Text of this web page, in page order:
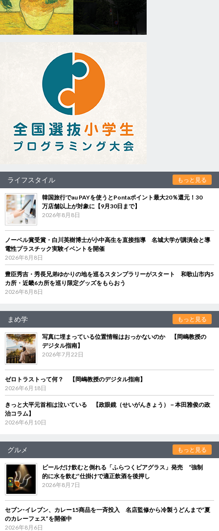
ライフスタイル もっと見る
韓国旅行でau PAYを使うとPontaポイント最大20％還元！30
万店舗以上が対象に【9月30日まで】
2026年8月8日
ノーベル賞受賞・白川英樹博士が小中高生を直接指導 名城大学が講演会と導
電性プラスチック実験イベントを開催
2026年8月8日
豊臣秀吉・秀長兄弟ゆかりの地を巡るスタンプラリーがスタート 和歌山市内5
カ所・近畿6カ所を巡り限定グッズをもらおう
2026年8月8日
まめ学 もっと見る
写真に埋まっている位置情報はおっかないのか 【岡嶋教授の
デジタル指南】
2026年7月22日
ゼロトラストって何？ 【岡嶋教授のデジタル指南】
2026年6月18日
きっと大平元首相は泣いている 【政眼鏡（せいがんきょう）－本田雅俊の政
治コラム】
2026年6月10日
グルメ もっと見る
ビールだけ飲むと倒れる「ふらつくビアグラス」発売 “強制
的に水を飲む”仕掛けで適正飲酒を後押し
2026年8月7日
セブン‐イレブン、カレー15商品を一斉投入 名店監修から冷製うどんまで“夏
のカレーフェス”を開催中
2026年8月6日